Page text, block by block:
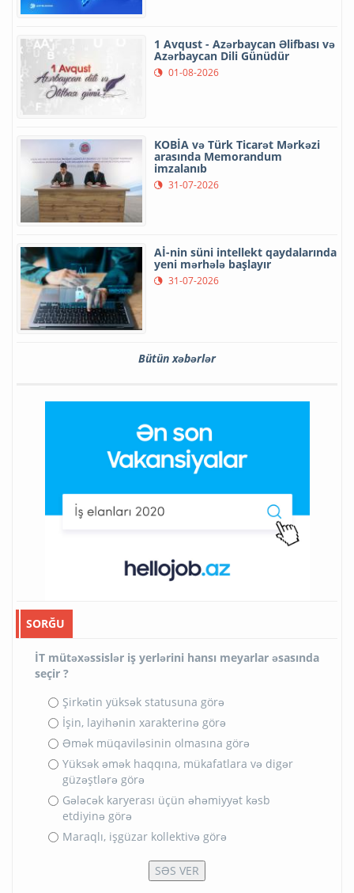
1 Avqust - Azərbaycan Əlifbası və
Azərbaycan Dili Günüdür
01-08-2026
KOBİA və Türk Ticarət Mərkəzi
arasında Memorandum
imzalanıb
31-07-2026
Aİ-nin süni intellekt qaydalarında
yeni mərhələ başlayır
31-07-2026
Bütün xəbərlər
SORĞU
İT mütəxəssislər iş yerlərini hansı meyarlar əsasında
seçir ?
Şirkətin yüksək statusuna görə
İşin, layihənin xarakterinə görə
Əmək müqaviləsinin olmasına görə
Yüksək əmək haqqına, mükafatlara və digər
güzəştlərə görə
Gələcək karyerası üçün əhəmiyyət kəsb
etdiyinə görə
Maraqlı, işgüzar kollektivə görə